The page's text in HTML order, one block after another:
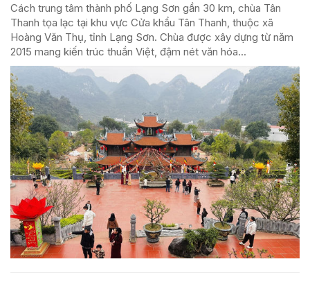
Cách trung tâm thành phố Lạng Sơn gần 30 km, chùa Tân
Thanh tọa lạc tại khu vực Cửa khẩu Tân Thanh, thuộc xã
Hoàng Văn Thụ, tỉnh Lạng Sơn. Chùa được xây dựng từ năm
2015 mang kiến trúc thuần Việt, đậm nét văn hóa...